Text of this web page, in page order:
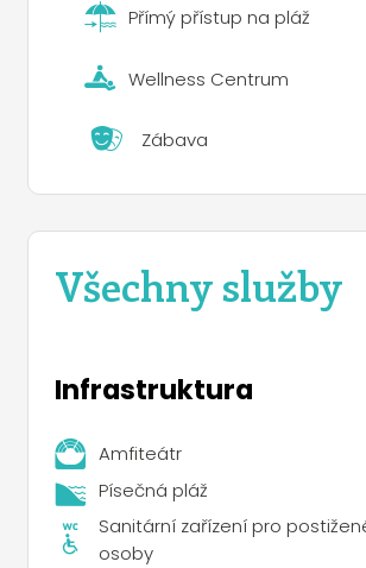
Pro pohodu hostů jsou v Panta
sprchami, vyhřívanými bazény a
prádelnou, bankomaty,
AKTIVITY A ZÁBAVA
děti, zatímco animační tým nabízí
Pro sportovní nadšence je v
ideální volbou pro dovolenou
Přímý přístup na pláž
Wellness Centrum
Zábava
Všechny služby
Infrastruktura
Amfiteátr
Písečná pláž
Sanitární zařízení pro
osoby